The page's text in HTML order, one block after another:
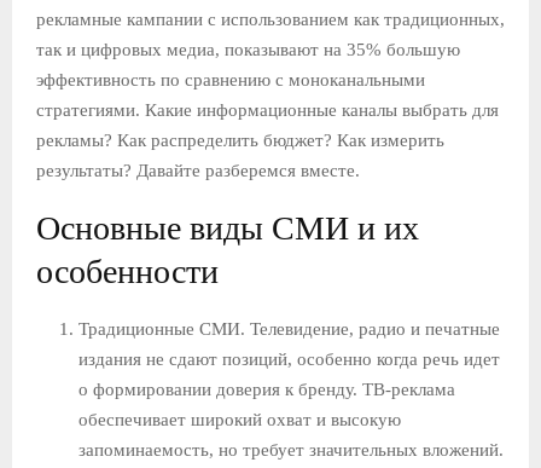
М
Е
Н
Ю
рекламные кампании с использованием как традиционных,
так и цифровых медиа, показывают на 35% большую
эффективность по сравнению с моноканальными
стратегиями. Какие информационные каналы выбрать для
рекламы? Как распределить бюджет? Как измерить
результаты? Давайте разберемся вместе.
Основные виды СМИ и их
особенности
Традиционные СМИ. Телевидение, радио и печатные
издания не сдают позиций, особенно когда речь идет
о формировании доверия к бренду. ТВ-реклама
обеспечивает широкий охват и высокую
запоминаемость, но требует значительных вложений.